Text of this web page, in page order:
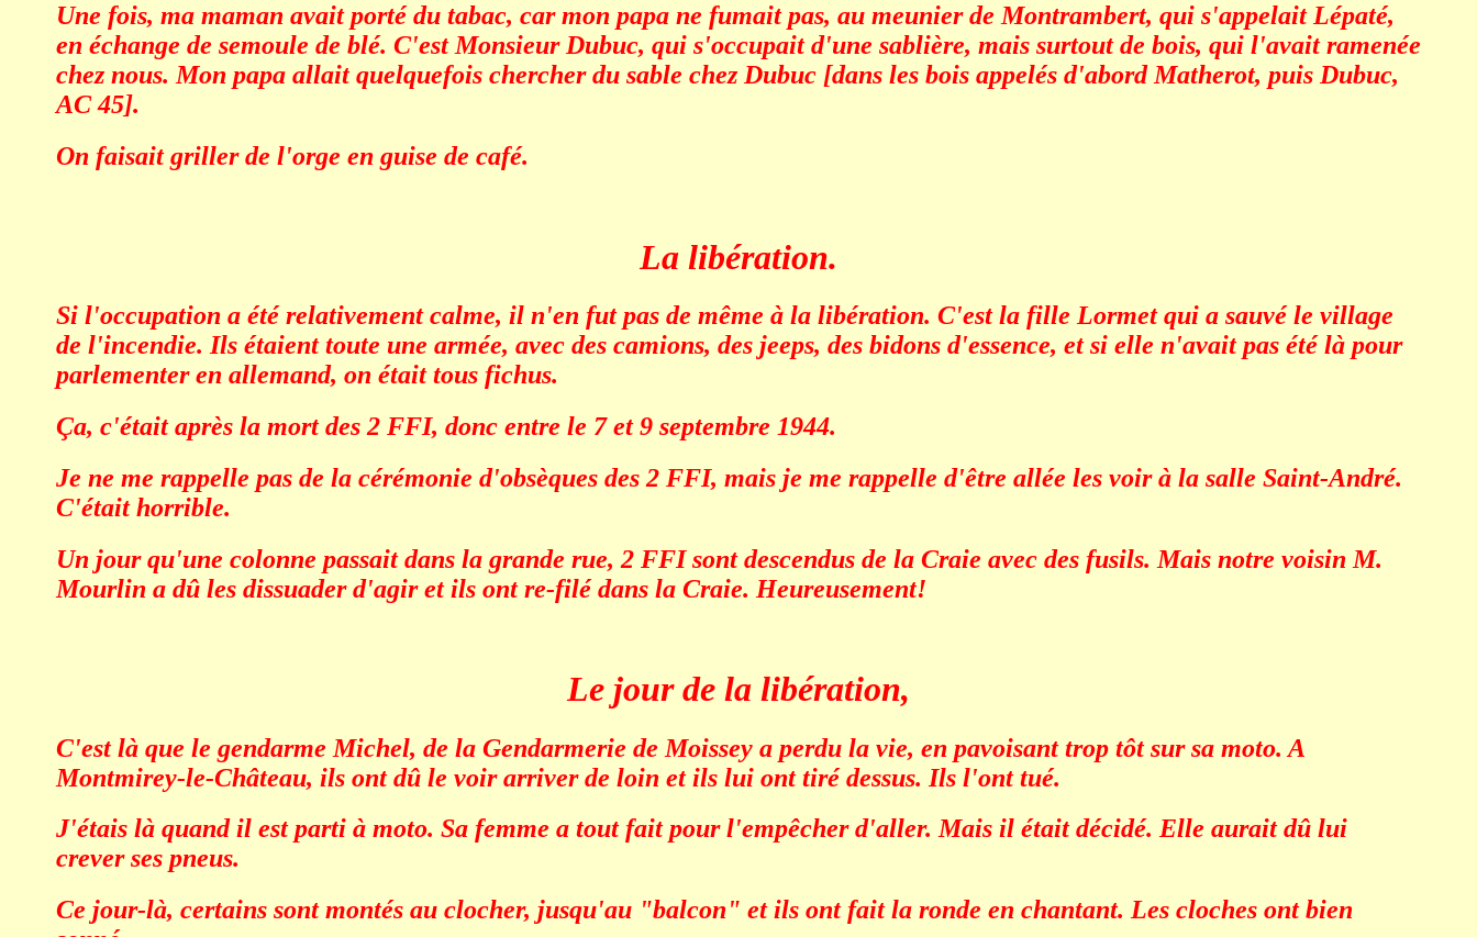
Une fois, ma maman avait porté du tabac, car mon papa ne fumait pas, au meunier de Montrambert, qui s'appelait Lépaté,
en échange de semoule de blé. C'est Monsieur Dubuc, qui s'occupait d'une sablière, mais surtout de bois, qui l'avait ramenée
chez nous. Mon papa allait quelquefois chercher du sable chez Dubuc [dans les bois appelés d'abord Matherot, puis Dubuc,
AC 45].
On faisait griller de l'orge en guise de café.
La libération.
Si l'occupation a été relativement calme, il n'en fut pas de même à la libération. C'est la fille Lormet qui a sauvé le village
de l'incendie. Ils étaient toute une armée, avec des camions, des jeeps, des bidons d'essence, et si elle n'avait pas été là pour
parlementer en allemand, on était tous fichus.
Ça, c'était après la mort des 2 FFI, donc entre le 7 et 9 septembre 1944.
Je ne me rappelle pas de la cérémonie d'obsèques des 2 FFI, mais je me rappelle d'être allée les voir à la salle Saint-André.
C'était horrible.
Un jour qu'une colonne passait dans la grande rue, 2 FFI sont descendus de la Craie avec des fusils. Mais notre voisin M.
Mourlin a dû les dissuader d'agir et ils ont re-filé dans la Craie. Heureusement!
Le jour de la libération,
C'est là que le gendarme Michel, de la Gendarmerie de Moissey a perdu la vie, en pavoisant trop tôt sur sa moto. A
Montmirey-le-Château, ils ont dû le voir arriver de loin et ils lui ont tiré dessus. Ils l'ont tué.
J'étais là quand il est parti à moto. Sa femme a tout fait pour l'empêcher d'aller. Mais il était décidé. Elle aurait dû lui
crever ses pneus.
Ce jour-là, certains sont montés au clocher, jusqu'au "balcon" et ils ont fait la ronde en chantant. Les cloches ont bien